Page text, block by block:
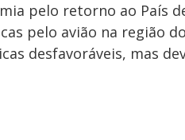
pelo retorno ao País
pelo avião na região
desfavoráveis, mas